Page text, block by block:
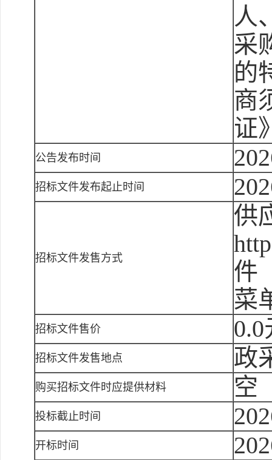
人
采
的
商
证
公告发布时间
招标文件发布起止时间
招标文件发售方式
供
件
菜
招标文件售价 0.0
招标文件发售地点 政
购买招标文件时应提供材料 空
投标截止时间
开标时间